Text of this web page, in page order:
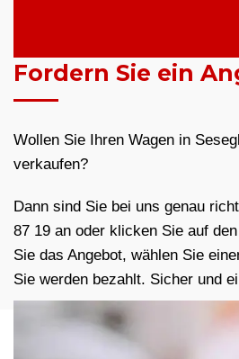
Fordern Sie ein
Wollen Sie Ihren Wagen in
verkaufen?
Dann sind Sie bei uns genau
87 19 an oder klicken Sie auf
Sie das Angebot, wählen Sie
Sie werden bezahlt. Sicher und